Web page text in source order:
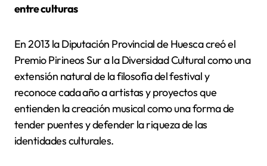
entre culturas
En 2013 la Diputación Provincial de Huesca creó el
Premio Pirineos Sur a la Diversidad Cultural como una
extensión natural de la filosofía del festival y
reconoce cada año a artistas y proyectos que
entienden la creación musical como una forma de
tender puentes y defender la riqueza de las
identidades culturales.